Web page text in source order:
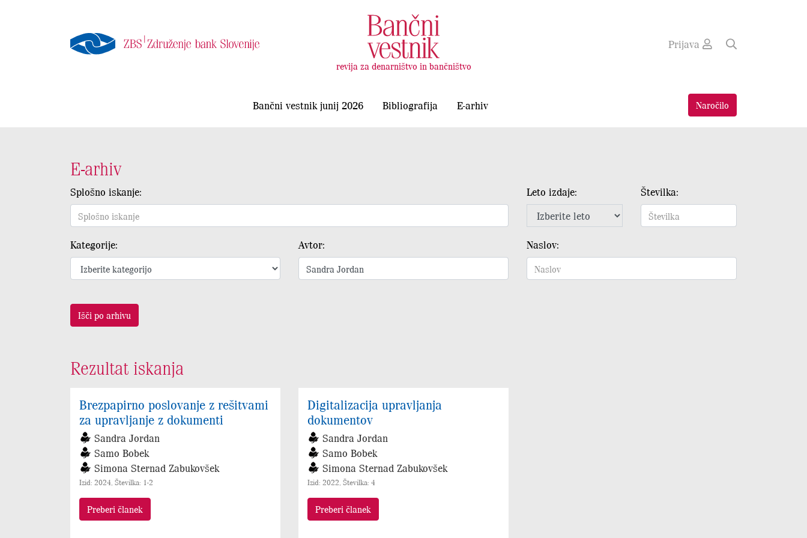
revija za denarništvo in bančništvo
Prijava
Bančni vestnik junij 2026 Bibliografija E-arhiv Naročilo
E-arhiv
Splošno iskanje: Leto izdaje: Številka:
Kategorije: Avtor: Naslov:
Išči po arhivu
Rezultat iskanja
Brezpapirno poslovanje z rešitvami
za upravljanje z dokumenti
Sandra Jordan
Samo Bobek
Simona Sternad Zabukovšek
Izid: 2024, Številka: 1-2
Preberi članek
Digitalizacija upravljanja
dokumentov
Sandra Jordan
Samo Bobek
Simona Sternad Zabukovšek
Izid: 2022, Številka: 4
Preberi članek